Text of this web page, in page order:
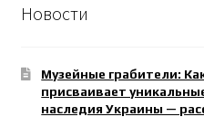
Новости
Музейные грабители:
присваивает
наследия Украины —